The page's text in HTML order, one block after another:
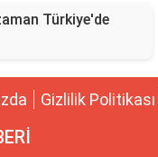
Türkiye'de
Gizlilik Politikası